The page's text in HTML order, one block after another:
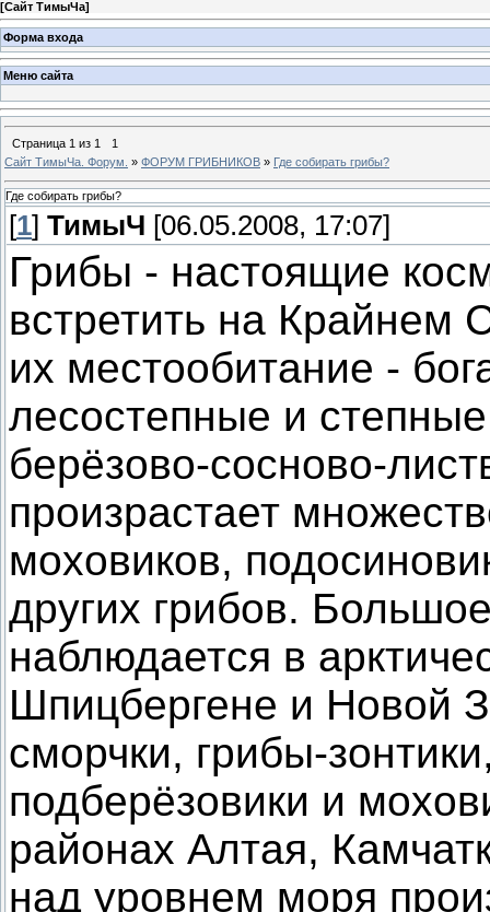
[Сайт ТимыЧа]
Форма входа
Меню сайта
Страница 1 из 1
1
Сайт ТимыЧа. Форум. » ФОРУМ ГРИБНИКОВ » Где собирать грибы?
Где собирать грибы?
[1] ТимыЧ [06.05.2008, 17:07]
Грибы - настоящие
встретить на Крайнем
их местообитание -
лесостепные и
берёзово-сосново-
произрастает
моховиков,
других грибов.
наблюдается в
Шпицбергене и Новой
сморчки, грибы-
подберёзовики и
районах Алтая,
над уровнем моря